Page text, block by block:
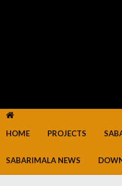
HOME PROJECTS
SABARIMALA NEWS